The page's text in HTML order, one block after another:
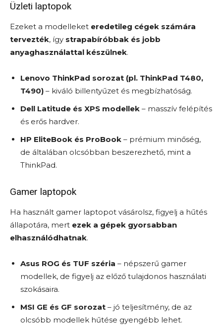
Üzleti laptopok
Ezeket a modelleket eredetileg cégek számára
tervezték, így strapabíróbbak és jobb
anyaghasználattal készülnek.
Lenovo ThinkPad sorozat (pl. ThinkPad T480,
T490) – kiváló billentyűzet és megbízhatóság.
Dell Latitude és XPS modellek – masszív felépítés
és erős hardver.
HP EliteBook és ProBook – prémium minőség,
de általában olcsóbban beszerezhető, mint a
ThinkPad.
Gamer laptopok
Ha használt gamer laptopot vásárolsz, figyelj a hűtés
állapotára, mert ezek a gépek gyorsabban
elhasználódhatnak.
Asus ROG és TUF széria – népszerű gamer
modellek, de figyelj az előző tulajdonos használati
szokásaira.
MSI GE és GF sorozat – jó teljesítmény, de az
olcsóbb modellek hűtése gyengébb lehet.